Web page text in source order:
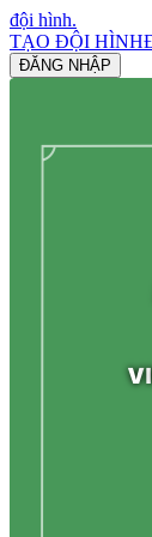
đội hình.
TẠO ĐỘI HÌNH
ĐĂNG NHẬP